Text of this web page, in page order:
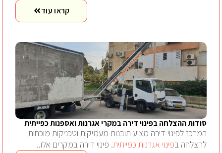
קראו עוד
סודות ההצלחה בפינוי דירה במקרי אגרנות ואספנות כפייתית
המרכז לפינוי דירה מציע תובנות מעמיקות וטכניקות מוכחות
להצלחה בפינוי אגרנות כפייתית. פינוי דירה במקרים אלו..